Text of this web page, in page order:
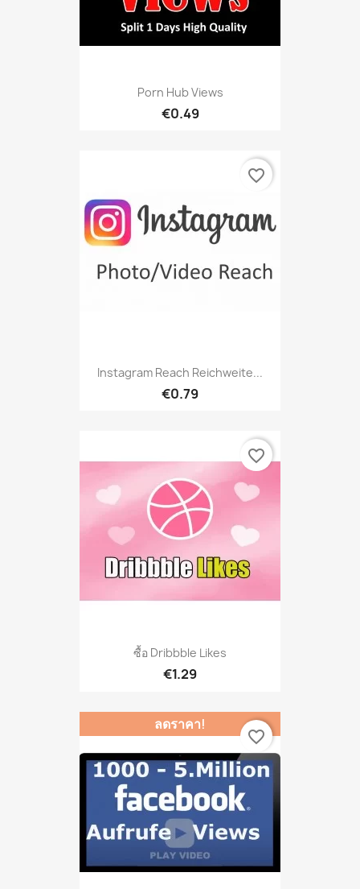
Porn Hub Views
€0.49
Instagram Reach Reichweite...
€0.79
favorite_border
ซื้อ Dribbble Likes
€1.29
favorite_border
ลดราคา!
favorite_border